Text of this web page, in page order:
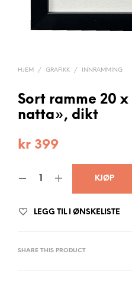
HJEM / GRAFIKK / INNRAMMING
Sort ramme 20
natta», dikt
kr 399
KJØP
LEGG TIL I ØNSKELISTE
SHARE THIS PRODUCT